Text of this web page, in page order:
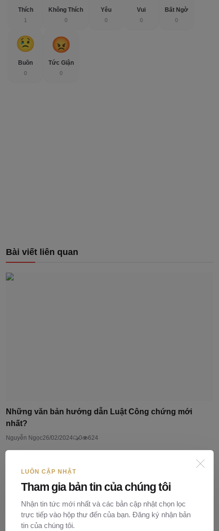
Thích
1
Không Thích
0
Yêu
0
Vui
0
Bất Ngờ
0
Buồn
0
Tức Giận
0
Bài viết liên quan
Những văn bản hướng dẫn Luật Công chứng mới
nhất?
Nguyễn Ngọc26/02/2024 0 624
LUÔN CẬP NHẬT
Tham gia bản tin của chúng tôi
Nhận tin tức mới nhất và các bản cập nhật chọn lọc
trực tiếp vào hộp thư đến của bạn. Đăng ký nhận bản
tin của chúng tôi.